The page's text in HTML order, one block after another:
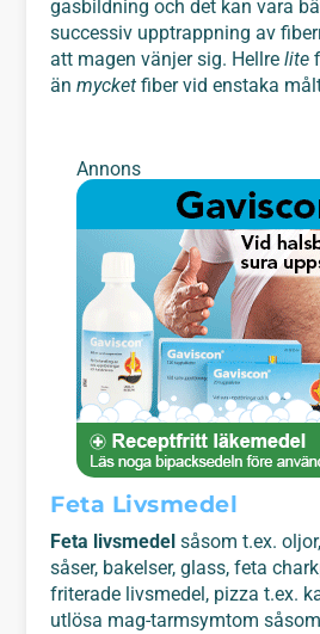
gasbildning och det kan vara
successiv upptrappning av
att magen vänjer sig. Hellrelite
änmycket fiber vid enstaka
Annons
Feta Livsmedel
Feta livsmedel såsom t.ex.
såser, bakelser, glass, feta
friterade livsmedel, pizza t.ex.
utlösa mag-tarmsymtom